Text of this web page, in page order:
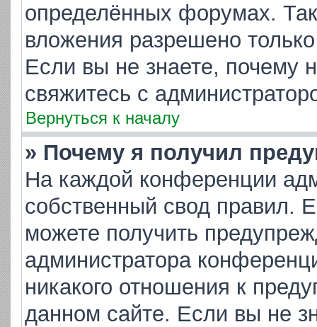
определённых форумах.
вложения разрешено
Если вы не знаете, почему
свяжитесь с
Вернуться к началу
» Почему я получил
На каждой конференции
собственный свод правил.
можете получить
администратора
никакого отношения к
данном сайте. Если вы не